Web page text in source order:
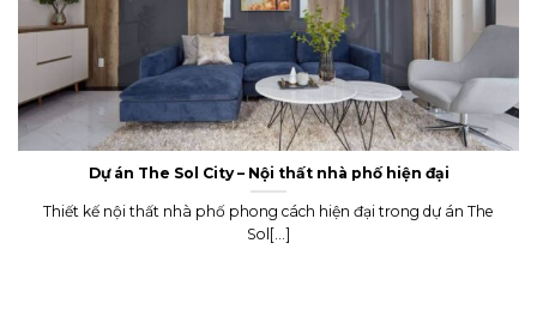
Dự án The Sol City – Nội thất nhà phố hiện đại
Thiết kế nội thất nhà phố phong cách hiện đại trong dự án The
Sol[...]